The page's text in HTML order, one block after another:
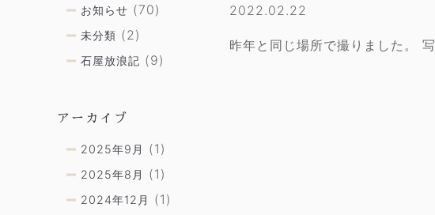
2022.02.22
昨年と同じ場所で撮りました。
お知らせ (70)
未分類 (2)
石屋放浪記 (9)
アーカイブ
2025年9月 (1)
2025年8月 (1)
2024年12月 (1)